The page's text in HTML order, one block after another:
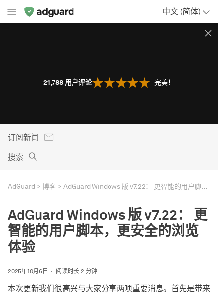
中文 (简体)
21,788 用户评论 完美！
订阅新闻
搜索
AdGuard 博客 AdGuard Windows 版 v7.22： 更智能的用户脚本，更安全的浏览体验
AdGuard Windows 版 v7.22： 更
智能的用户脚本，更安全的浏览
体验
2025年10月6日 阅读时长 2 分钟
本次更新我们很高兴与大家分享两项重要消息。首先是带来